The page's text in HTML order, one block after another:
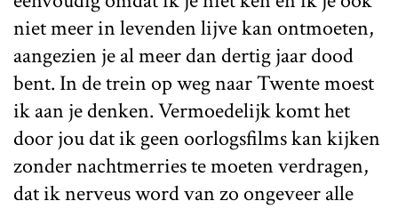
niet meer in levenden lijve kan ontmoeten,
aangezien je al meer dan dertig jaar dood
bent. In de trein op weg naar Twente moest
ik aan je denken. Vermoedelijk komt het
door jou dat ik geen oorlogsfilms kan kijken
zonder nachtmerries te moeten verdragen,
dat ik nerveus word van zo ongeveer alle